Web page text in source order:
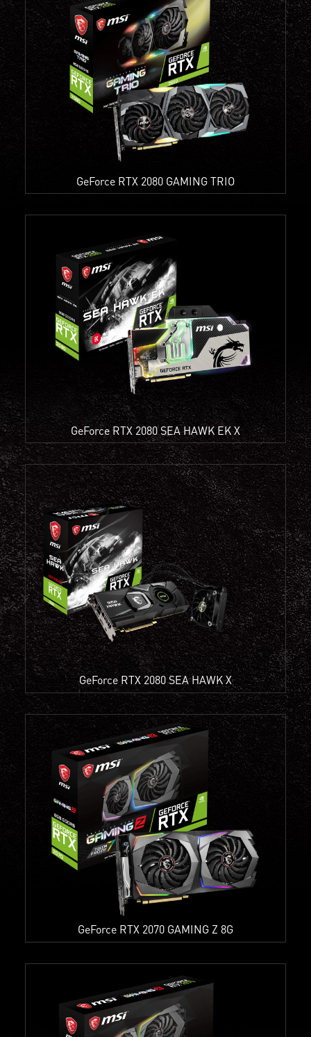
GeForce RTX 2080 GAMING TRIO
GeForce RTX 2080 SEA HAWK EK X
GeForce RTX 2080 SEA HAWK X
GeForce RTX 2070 GAMING Z 8G